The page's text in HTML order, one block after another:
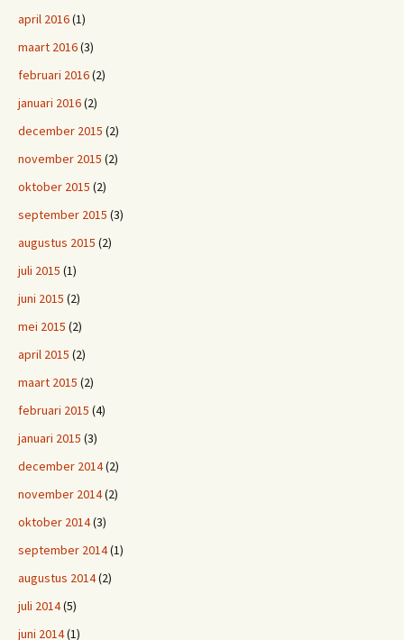
april 2016(1)
maart 2016(3)
februari 2016(2)
januari 2016(2)
december 2015 (2)
november 2015 (2)
oktober 2015 (2)
september 2015 (3)
augustus 2015 (2)
juli 2015 (1)
juni 2015 (2)
mei 2015 (2)
april 2015 (2)
maart 2015 (2)
februari 2015 (4)
januari 2015 (3)
december 2014(2)
november 2014(2)
oktober 2014(3)
september 2014(1)
augustus 2014(2)
juli 2014(5)
juni 2014(1)